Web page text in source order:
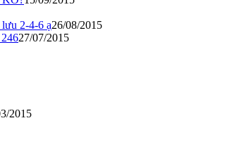
2-4-6 ạ26/08/2015
27/07/2015
2015